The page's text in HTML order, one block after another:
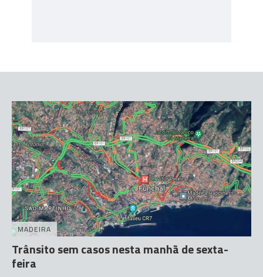
MADEIRA
Trânsito sem casos nesta manhã de sexta-
feira